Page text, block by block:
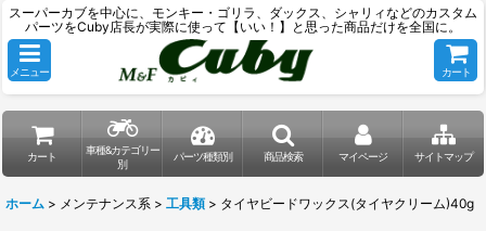
スーパーカブを中心に、モンキー・ゴリラ、ダックス、シャリィなどのカスタム
パーツをCuby店長が実際に使って【いい！】と思った商品だけを全国に。
メニュー カート
カート
車種&カテゴリー
別
パーツ種類別 商品検索 マイページ サイトマップ
ホーム > メンテナンス系 > 工具類 > タイヤビードワックス(タイヤクリーム)40g